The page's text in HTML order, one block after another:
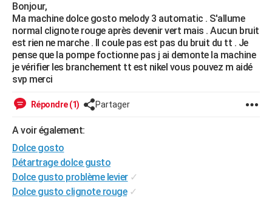
Essais
Réserver un essai
Citadines
Berlines
SUV
Forum auto
+HIGH-TECH
Mobiles
Meilleur smartphone
Internet
Ordinateurs
Jeux vidéo
Guide high-tech
+BRICOLAGE
Forum
Aménagement intérieur
Extérieur
Cuisine
Salle de bains
Jardinage
Rangement
WEEK-END
Guides de France
Escapades
Patrimoine
Expositions
Musées
Week-end nature
Art de vivre
Bien-être
Loisirs
Mode
Modes de vie
Alimentation
Guide de la santé
Maladies
Médicaments
Sommeil
Destinations
City break
Voyage nature
Voyage de noces
Forum
Climat
+PHOTO
GUIDES D'ACHAT
Bonjour,
Ma machine dolce gosto melody 3 automatic . S'allume
normal clignote rouge après devenir vert mais . Aucun bruit
est rien ne marche . Il coule pas est pas du bruit du tt . Je
pense que la pompe foctionne pas j ai demonte la machine
je vérifier les branchement tt est nikel vous pouvez m aidé
svp merci
Répondre (1) Partager
A voir également:
Dolce gosto
Détartrage dolce gusto
Dolce gusto problème levier ✓
Dolce gusto clignote rouge ✓